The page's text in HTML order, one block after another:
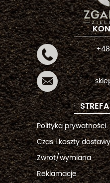
Polityka prywatności
Czas i koszty dostawy
Zwrot/wymiana
Reklamacje